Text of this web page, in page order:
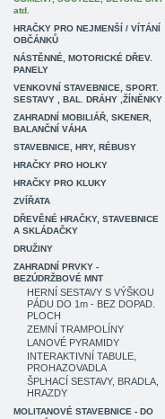
atd.
HRAČKY PRO NEJMENŠÍ / VÍTÁNÍ
OBČÁNKŮ
NÁSTĚNNÉ, MOTORICKÉ DŘEV.
PANELY
VENKOVNÍ STAVEBNICE, SPORT.
SESTAVY , BAL. DRÁHY ,ŽÍNĚNKY
ZAHRADNÍ MOBILIÁŘ, SKENER,
BALANČNÍ VÁHA
STAVEBNICE, HRY, RÉBUSY
HRAČKY PRO HOLKY
HRAČKY PRO KLUKY
ZVÍŘATA
DŘEVĚNÉ HRAČKY, STAVEBNICE
A SKLÁDAČKY
DRUŽINY
ZAHRADNÍ PRVKY -
BEZÚDRŽBOVÉ MNT
HERNÍ SESTAVY S VÝŠKOU
PÁDU DO 1m - BEZ DOPAD.
PLOCH
ZEMNÍ TRAMPOLÍNY
LANOVÉ PYRAMIDY
INTERAKTIVNÍ TABULE,
PROHAZOVADLA
ŠPLHACÍ SESTAVY, BRADLA,
HRAZDY
MOLITANOVÉ STAVEBNICE - DO